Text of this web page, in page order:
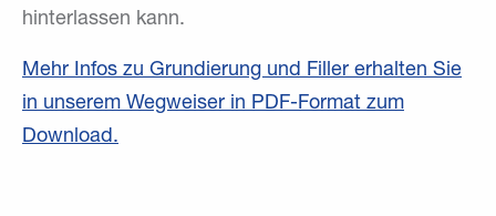
hinterlassen kann.
Mehr Infos zu Grundierung und Filler erhalten Sie
in unserem Wegweiser in PDF-Format zum
Download.